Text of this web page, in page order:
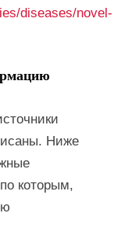
diseases/novel-
Ниже
которым,